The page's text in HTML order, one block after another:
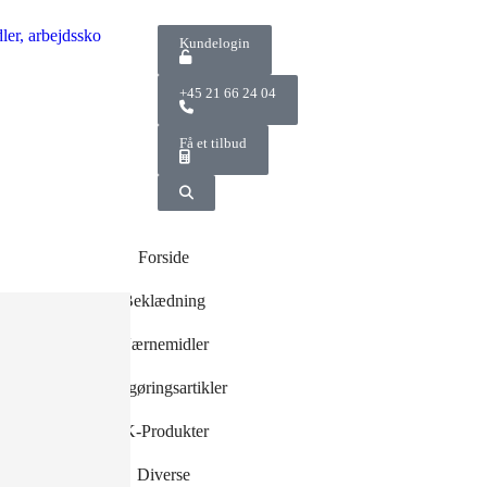
Kundelogin
+45 21 66 24 04
Få et tilbud
Forside
Beklædning
-
Værnemidler
Rengøringsartikler
IK-Produkter
Diverse